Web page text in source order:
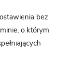
bez
o którym